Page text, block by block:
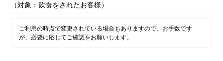
（対象：飲食をされたお客様）
ご利用の時点で変更されている場合もありますので、お手数です
が、必要に応じてご確認をお願いします。